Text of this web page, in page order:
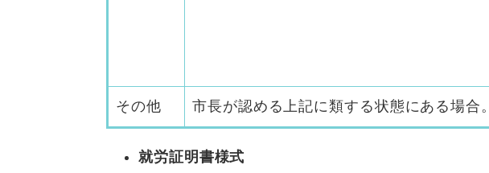
その他 市長が認める上記に類する状態にある場合。
就労証明書様式